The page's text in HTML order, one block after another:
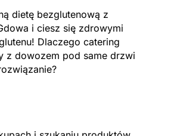
dietę bezglutenową z
i ciesz się zdrowymi
Dlaczego catering
z dowozem pod same drzwi